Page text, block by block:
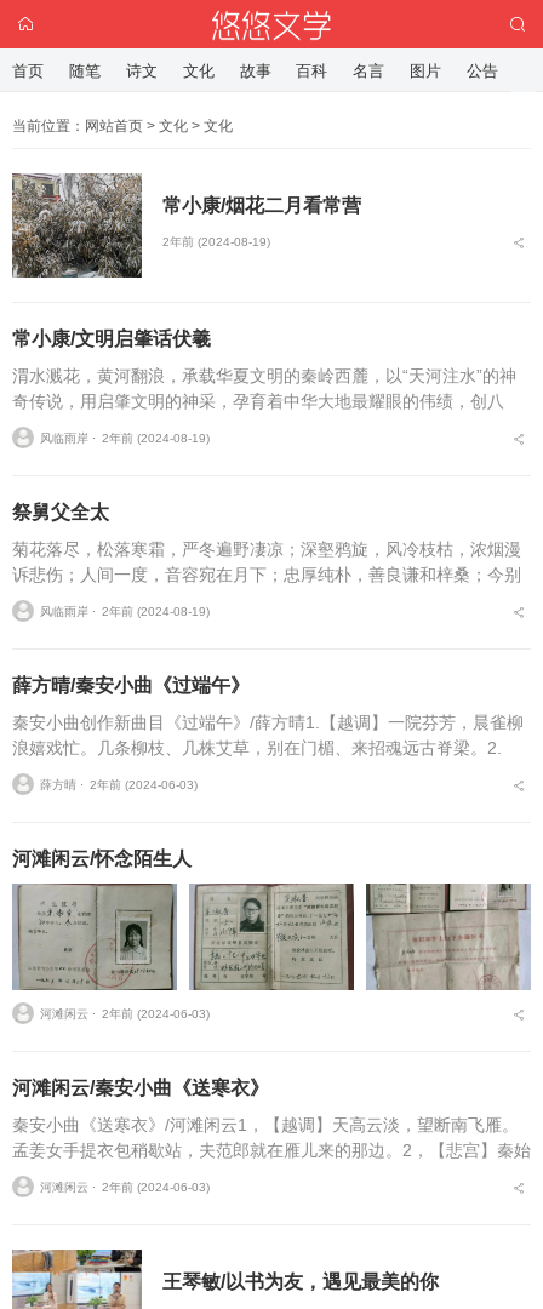
当前位置： 网站首页 > 文化 > 文化
常小康/烟花二月看常营
2年前 (2024-08-19)
常小康/文明启肇话伏羲
渭水溅花，黄河翻浪，承载华夏文明的秦岭西麓，以“天河注水”的神
奇传说，用启肇文明的神采，孕育着中华大地最耀眼的伟绩，创八
卦、致笙乐、设婚嫁、开礼仪……从此，黄河流域鲜亮的文明之花，
在悠悠的渭水之滨在滔...
风临雨岸 ⋅ 2年前 (2024-08-19)
祭舅父全太
菊花落尽，松落寒霜，严冬遍野凄凉；深壑鸦旋，风冷枝枯，浓烟漫
诉悲伤；人间一度，音容宛在月下；忠厚纯朴，善良谦和梓桑；今别
朝晖夕阳，三生石上铭刻尊姓；懿德厚道承慈，奈何桥边启幡扬航；
虽大雪无影却寒已彻骨...
风临雨岸 ⋅ 2年前 (2024-08-19)
薛方晴/秦安小曲《过端午》
秦安小曲创作新曲目《过端午》/薛方晴1.【越调】一院芬芳，晨雀柳
浪嬉戏忙。几条柳枝、几株艾草，别在门楣、来招魂远古脊梁。2.
【莲花调】（1）茗酒寒食摆上庭堂，香蜡袅袅祭忠良。（2）八角粽
子慈亲包，新麦...
薛方晴 ⋅ 2年前 (2024-06-03)
河滩闲云/怀念陌生人
河滩闲云 ⋅ 2年前 (2024-06-03)
河滩闲云/秦安小曲《送寒衣》
秦安小曲《送寒衣》/河滩闲云1，【越调】天高云淡，望断南飞雁。
孟姜女手提衣包稍歇站，夫范郎就在雁儿来的那边。2，【悲宫】秦始
皇征丁太残暴，黎民百姓怨声载道。奴与郎喜结良缘才三日，衙吏便
来到，不管奴哭告...
河滩闲云 ⋅ 2年前 (2024-06-03)
王琴敏/以书为友，遇见最美的你
首页 随笔 诗文 文化 故事 百科 名言 图片 公告